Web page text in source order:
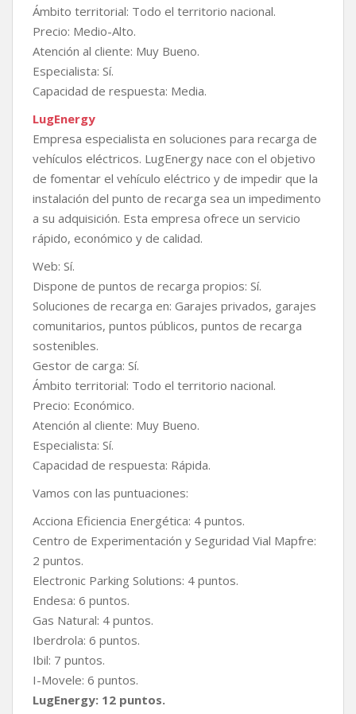
Ámbito territorial: Todo el territorio nacional.
Precio: Medio-Alto.
Atención al cliente: Muy Bueno.
Especialista: Sí.
Capacidad de respuesta: Media.
LugEnergy
Empresa especialista en soluciones para recarga de
vehículos eléctricos. LugEnergy nace con el objetivo
de fomentar el vehículo eléctrico y de impedir que la
instalación del punto de recarga sea un impedimento
a su adquisición. Esta empresa ofrece un servicio
rápido, económico y de calidad.
Web: Sí.
Dispone de puntos de recarga propios: Sí.
Soluciones de recarga en: Garajes privados, garajes
comunitarios, puntos públicos, puntos de recarga
sostenibles.
Gestor de carga: Sí.
Ámbito territorial: Todo el territorio nacional.
Precio: Económico.
Atención al cliente: Muy Bueno.
Especialista: Sí.
Capacidad de respuesta: Rápida.
Vamos con las puntuaciones:
Acciona Eficiencia Energética: 4 puntos.
Centro de Experimentación y Seguridad Vial Mapfre:
2 puntos.
Electronic Parking Solutions: 4 puntos.
Endesa: 6 puntos.
Gas Natural: 4 puntos.
Iberdrola: 6 puntos.
Ibil: 7 puntos.
I-Movele: 6 puntos.
LugEnergy: 12 puntos.